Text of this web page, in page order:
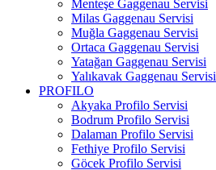
Menteşe Gaggenau Servisi
Milas Gaggenau Servisi
Muğla Gaggenau Servisi
Ortaca Gaggenau Servisi
Yatağan Gaggenau Servisi
Yalıkavak Gaggenau Servisi
PROFILO
Akyaka Profilo Servisi
Bodrum Profilo Servisi
Dalaman Profilo Servisi
Fethiye Profilo Servisi
Göcek Profilo Servisi